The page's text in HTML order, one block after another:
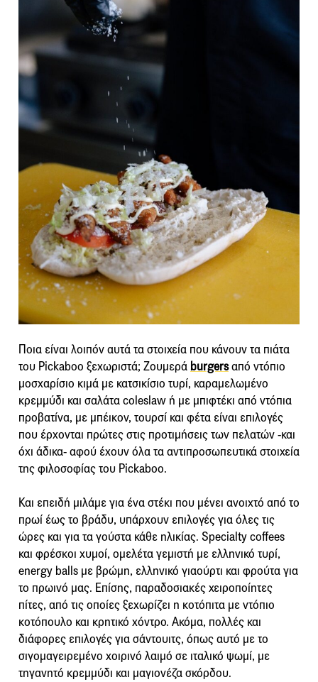
Ποια είναι λοιπόν αυτά τα στοιχεία που κάνουν τα πιάτα
του Pickaboo ξεχωριστά; Ζουμεράburgersαπό ντόπιο
μοσχαρίσιο κιμά με κατσικίσιο τυρί, καραμελωμένο
κρεμμύδι και σαλάτα cοleslaw ή με μπιφτέκι από ντόπια
προβατίνα, με μπέικον, τουρσί και φέτα είναι επιλογές
που έρχονται πρώτες στις προτιμήσεις των πελατών -και
όχι άδικα- αφού έχουν όλα τα αντιπροσωπευτικά στοιχεία
της φιλοσοφίας του Pickaboo.
Και επειδή μιλάμε για ένα στέκι που μένει ανοιχτό από το
πρωί έως το βράδυ, υπάρχουν επιλογές για όλες τις
ώρες και για τα γούστα κάθε ηλικίας. Specialty coffees
και φρέσκοι χυμοί, ομελέτα γεμιστή με ελληνικό τυρί,
energy balls με βρώμη, ελληνικό γιαούρτι και φρούτα για
το πρωινό μας. Επίσης, παραδοσιακές χειροποίητες
πίτες, από τις οποίες ξεχωρίζει η κοτόπιτα με ντόπιο
κοτόπουλο και κρητικό χόντρο. Ακόμα, πολλές και
διάφορες επιλογές για σάντουιτς, όπως αυτό με το
σιγομαγειρεμένο χοιρινό λαιμό σε ιταλικό ψωμί, με
τηγανητό κρεμμύδι και μαγιονέζα σκόρδου.